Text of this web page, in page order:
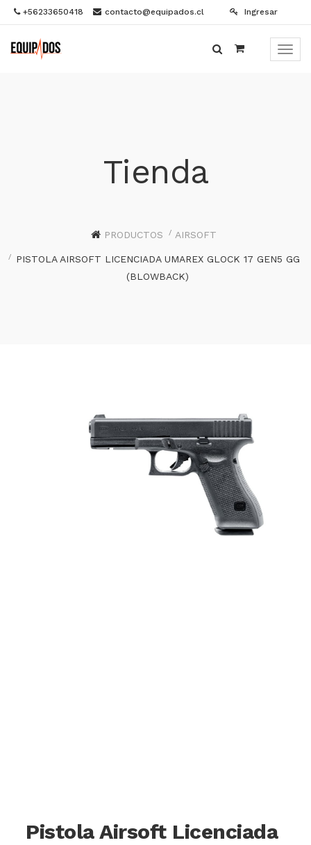
+56233650418 contacto@equipados.cl Ingresar
Menú
Tienda
PRODUCTOS AIRSOFT
PISTOLA AIRSOFT LICENCIADA UMAREX GLOCK 17 GEN5 GG
(BLOWBACK)
Pistola Airsoft Licenciada